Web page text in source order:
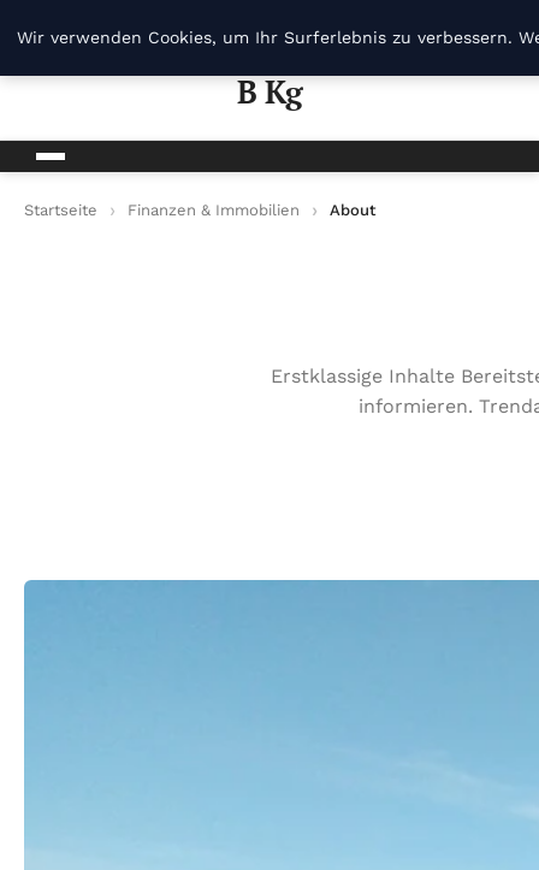
B Kg
Startseite Finanzen & Immobilien About
Erstklassige Inhalte
informieren.
Wir verwenden Cookies, um Ihr Surferlebnis zu verbessern.